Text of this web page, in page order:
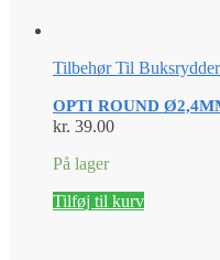
Tilbehør Til
OPTI ROUND
kr. 39.00
På lager
Tilføj til kurv